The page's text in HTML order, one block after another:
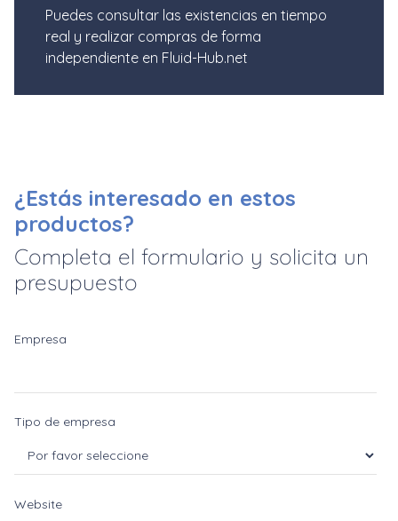
Puedes consultar las existencias en tiempo
real y realizar compras de forma
independiente en Fluid-Hub.net
¿Estás interesado en estos
productos?
Completa el formulario y solicita un
presupuesto
Empresa
Tipo de empresa
Website